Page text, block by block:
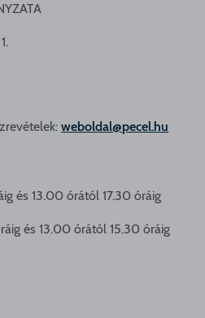
weboldal@pecel.hu
és 13.00 órától 17.30 óráig
és 13.00 órától 15.30 óráig